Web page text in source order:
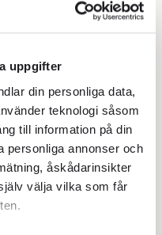
uppgifter
din personliga data,
teknologi såsom
till information på din
personliga annonser och
åskådarinsikter
välja vilka som får
jag
på Lofoten.
blir större än det
mot, säger hon.
konst
Med sig tog
ett